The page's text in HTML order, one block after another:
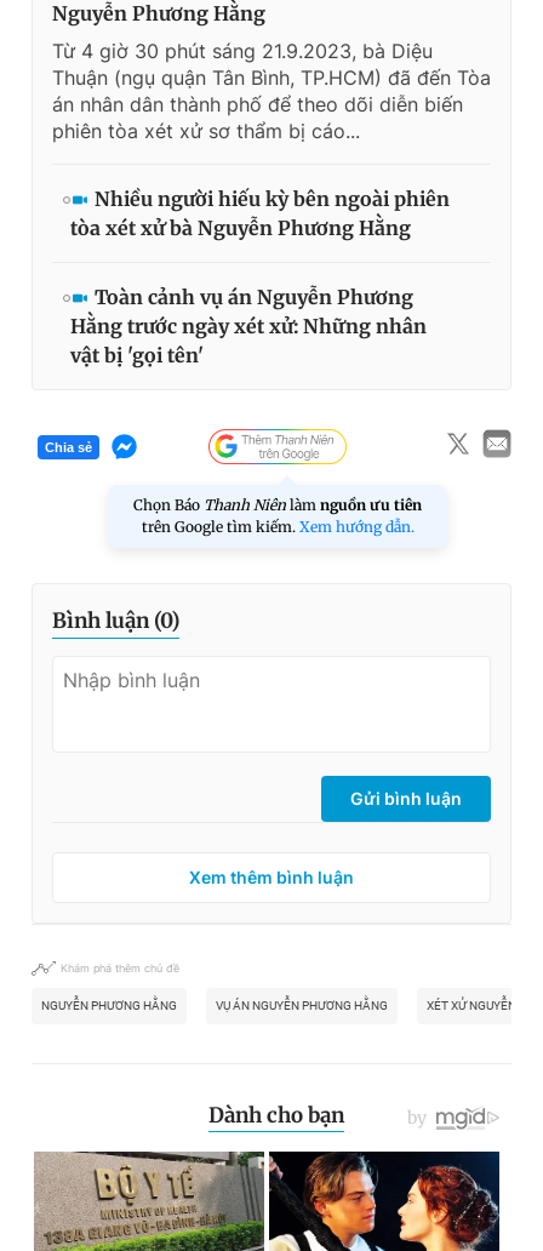
Nguyễn Phương Hằng
Từ 4 giờ 30 phút sáng 21.9.2023, bà Diệu
Thuận (ngụ quận Tân Bình, TP.HCM) đã đến Tòa
án nhân dân thành phố để theo dõi diễn biến
phiên tòa xét xử sơ thẩm bị cáo...
Nhiều người hiếu kỳ bên ngoài phiên
tòa xét xử bà Nguyễn Phương Hằng
Toàn cảnh vụ án Nguyễn Phương
Hằng trước ngày xét xử: Những nhân
vật bị 'gọi tên'
Chia sẻ
Chọn Báo Thanh Niên làm nguồn ưu tiên
trên Google tìm kiếm. Xem hướng dẫn.
Bình luận (0)
Gửi bình luận
Xem thêm bình luận
Khám phá thêm chủ đề
NGUYỄN PHƯƠNG HẰNG VỤ ÁN NGUYỄN PHƯƠNG HẰNG XÉT XỬ NGUYỄN